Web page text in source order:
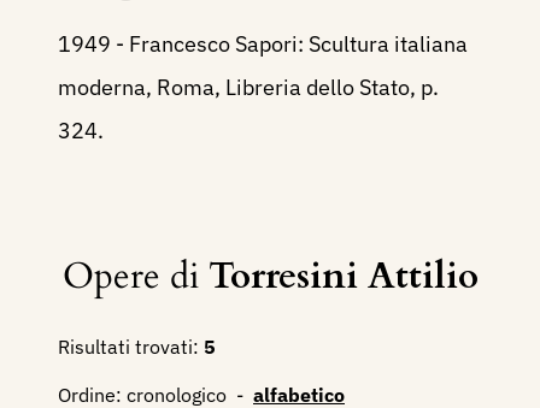
1949 - Francesco Sapori: Scultura italiana
moderna, Roma, Libreria dello Stato, p.
324.
Opere di Torresini Attilio
Risultati trovati: 5
Ordine: cronologico - alfabetico